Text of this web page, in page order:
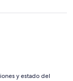
y estado del